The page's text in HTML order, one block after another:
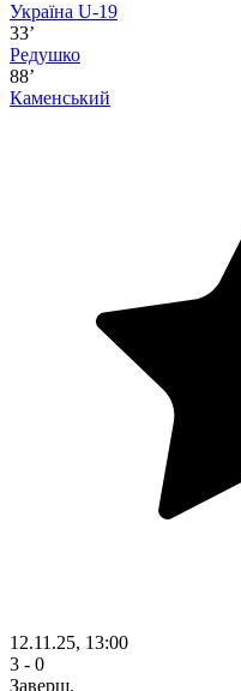
Україна U-19
33’
Редушко
88’
Каменський
12.11.25, 13:00
3 - 0
Заверш.